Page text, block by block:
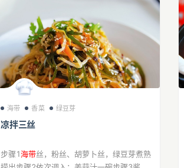
海带 香菜 绿豆芽
凉拌三丝
步骤1海带丝，粉丝、胡萝卜丝，绿豆芽煮熟